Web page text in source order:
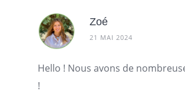
Zoé
21 MAI 2024
Hello ! Nous avons de
!